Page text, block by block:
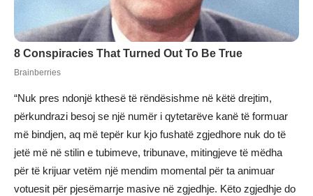
“Nuk pres ndonjë kthesë të rëndësishme në këtë drejtim,
përkundrazi besoj se një numër i qytetarëve kanë të formuar
më bindjen, aq më tepër kur kjo fushatë zgjedhore nuk do të
jetë më në stilin e tubimeve, tribunave, mitingjeve të mëdha
për të krijuar vetëm një mendim momental për ta animuar
votuesit për pjesëmarrje masive në zgjedhje. Këto zgjedhje do